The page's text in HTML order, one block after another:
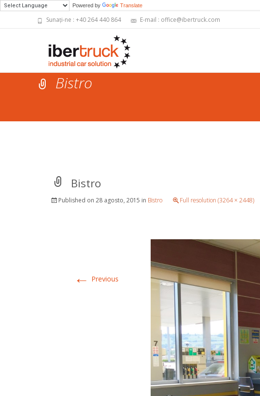
Powered by Translate
Sunați-ne : +40 264 440 864 E-mail : office@ibertruck.com
Bistro
Bistro
Published on 28 agosto, 2015 in Bistro Full resolution (3264 × 2448)
← Previous